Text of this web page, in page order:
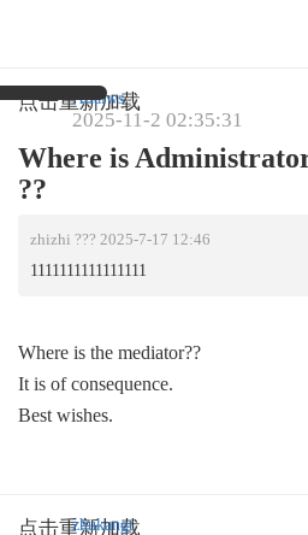
点击重新加载
Allaiws
2025-11-2 02:35:31
Where is
??
zhizhi ??? 2025-7-17 12:46
1111111111111111
Where is the mediator??
It is of consequence.
Best wishes.
点击重新加载
zhukangt